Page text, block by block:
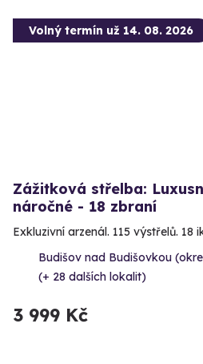
Volný termín už 14. 08. 2026
Zážitková střelba:
náročné - 18 zbraní
Exkluzivní arzenál. 115 výstřelů. 18
Budišov nad Budišovkou
(+ 28 dalších lokalit)
3 999 Kč